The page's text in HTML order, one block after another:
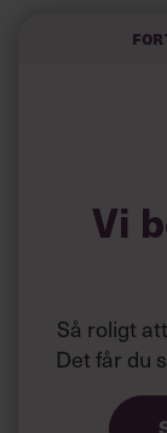
åskådliggöra
arbetstid. Den
representation
Den väsentliga
telefon, din
aktiviteter att
Den största
du hanterar
I dag kan du
allmän
medarbetare
Vi
Så roligt
Det får du